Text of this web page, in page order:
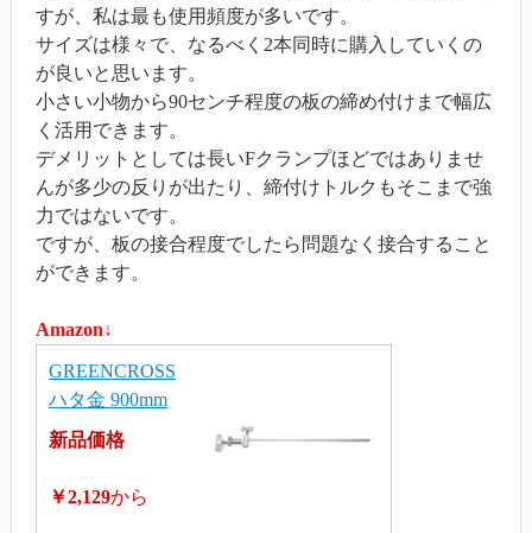
すが、私は最も使用頻度が多いです。
サイズは様々で、なるべく2本同時に購入していくの
が良いと思います。
小さい小物から90センチ程度の板の締め付けまで幅広
く活用できます。
デメリットとしては長いFクランプほどではありませ
んが多少の反りが出たり、締付けトルクもそこまで強
力ではないです。
ですが、板の接合程度でしたら問題なく接合すること
ができます。
Amazon↓
GREENCROSS
ハタ金 900mm
新品価格
￥2,129から